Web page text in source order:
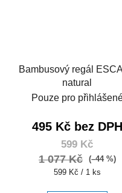
Bambusový regál
natural
Pouze pro
495 Kč bez DPH
599 Kč
1 077 Kč
(–44 %)
Měrná
599 Kč / 1 ks